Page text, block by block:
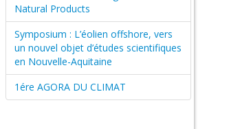
Natural Products
Symposium : L’éolien offshore, vers
un nouvel objet d’études scientifiques
en Nouvelle-Aquitaine
1ére AGORA DU CLIMAT